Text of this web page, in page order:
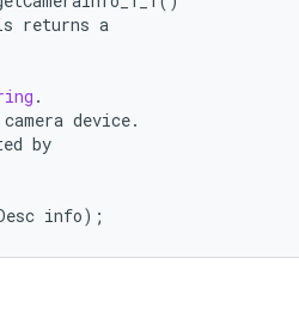
returns a
.
camera device.
by
info);